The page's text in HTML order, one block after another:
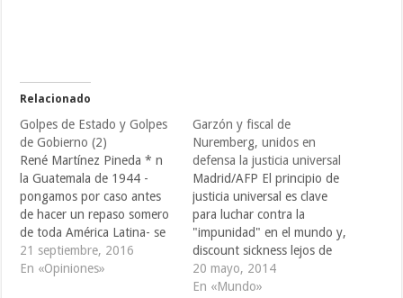
Relacionado
Golpes de Estado y Golpes
de Gobierno (2)
René Martínez Pineda * n
la Guatemala de 1944 -
pongamos por caso antes
de hacer un repaso somero
de toda América Latina- se
da un golpe de Estado (éste
no se pensó como golpe de
21 septiembre, 2016
En «Opiniones»
Garzón y fiscal de
Nuremberg, unidos en
defensa la justicia universal
Madrid/AFP El principio de
justicia universal es clave
para luchar contra la
"impunidad" en el mundo y,
discount sickness lejos de
limitarlo como ocurre
actualmente en España,
20 mayo, 2014
En «Mundo»